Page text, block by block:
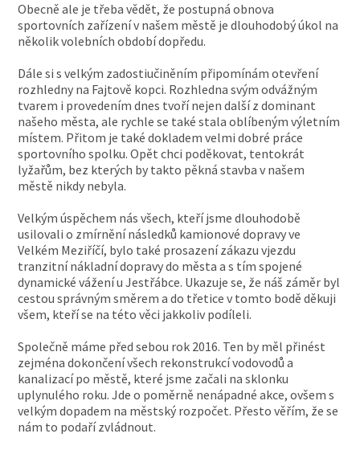
Obecně ale je třeba vědět, že postupná obnova
sportovních zařízení v našem městě je dlouhodobý úkol na
několik volebních období dopředu.
Dále si s velkým zadostiučiněním připomínám otevření
rozhledny na Fajtově kopci. Rozhledna svým odvážným
tvarem i provedením dnes tvoří nejen další z dominant
našeho města, ale rychle se také stala oblíbeným výletním
místem. Přitom je také dokladem velmi dobré práce
sportovního spolku. Opět chci poděkovat, tentokrát
lyžařům, bez kterých by takto pěkná stavba v našem
městě nikdy nebyla.
Velkým úspěchem nás všech, kteří jsme dlouhodobě
usilovali o zmírnění následků kamionové dopravy ve
Velkém Meziříčí, bylo také prosazení zákazu vjezdu
tranzitní nákladní dopravy do města a s tím spojené
dynamické vážení u Jestřábce. Ukazuje se, že náš záměr byl
cestou správným směrem a do třetice v tomto bodě děkuji
všem, kteří se na této věci jakkoliv podíleli.
Společně máme před sebou rok 2016. Ten by měl přinést
zejména dokončení všech rekonstrukcí vodovodů a
kanalizací po městě, které jsme začali na sklonku
uplynulého roku. Jde o poměrně nenápadné akce, ovšem s
velkým dopadem na městský rozpočet. Přesto věřím, že se
nám to podaří zvládnout.